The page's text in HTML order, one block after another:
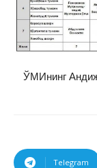
ЎМИнинг
Telegram